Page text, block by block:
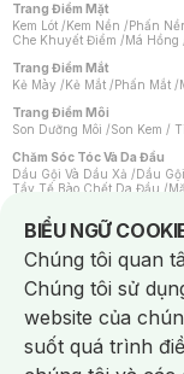
Trang Điểm Mặt
Kem Lót /Kem Nền /Phấn
Che Khuyết Điểm /Má Hồng
Trang Điểm Mắt
Kẻ Mày /Kẻ Mắt /Phấn Mắt /
Trang Điểm Môi
Son Dưỡng Môi /Son Kem /
Chăm Sóc Tóc Và Da Đầu
Dầu Gội Và Dầu Xả /Dầu Gội
Tẩy Tế Bào Chết Da Đầu /
Máy Sấy Tóc
Lược
Kem Tẩy Lông/Dụng Cụ
Nước Hoa
Nước Hoa Nam
Nước Hoa Vùng Kín
Chăm Sóc Cá Nhân
Chống Muỗi
Khẩu Trang
BIỂU NGỮ
Notice about
Chúng tôi quan
Chúng tôi sử
website của
suốt quá trình